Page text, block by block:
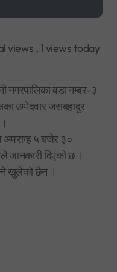
views , 1 views today
नगरपालिका वडा नम्बर-३
उम्मेदवार जसबहादुर
५ बजेर ३०
जानकारी दिएको छ ।
खुलेको छैन ।